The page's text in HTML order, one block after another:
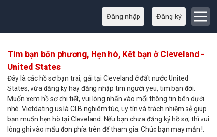
Đăng nhập Đăng ký
Tìm bạn bốn phương, Hẹn hò, Kết bạn ở Cleveland -
United States
Đây là các hồ sơ bạn trai, gái tại Cleveland ở đất nước United
States, vừa đăng ký hay đăng nhập tìm người yêu, tìm bạn đời.
Muốn xem hồ sơ chi tiết, vui lòng nhấn vào mổi thông tin bên dưới
nhé. Vietdating.us là CLB nghiêm túc, uy tín và trách nhiệm sẻ giúp
bạn muốn hẹn hò tại Cleveland. Nếu bạn chưa đăng ký hồ sơ, thì vui
lòng ghi vào mẩu đơn phía trên để tham gia. Chúc bạn may mắn !.